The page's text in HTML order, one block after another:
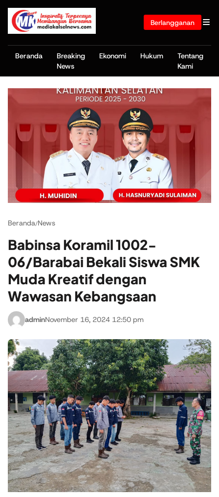
Berlangganan
Beranda
Breaking
News
Ekonomi Hukum
Tentang
Kami
Beranda/News
Babinsa Koramil 1002-
06/Barabai Bekali Siswa SMK
Muda Kreatif dengan
Wawasan Kebangsaan
adminNovember 16, 2024 12:50 pm